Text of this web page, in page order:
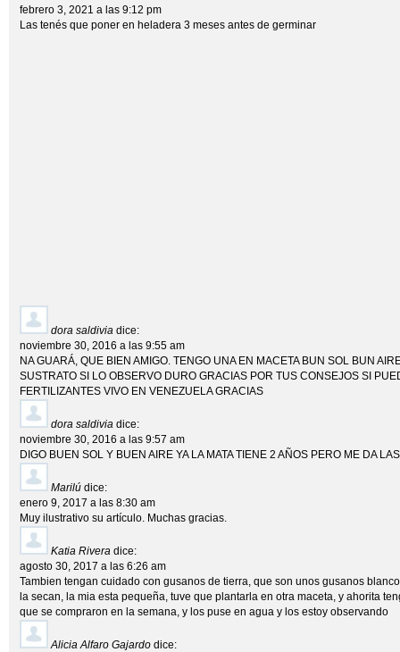
febrero 3, 2021 a las 9:12 pm
Las tenés que poner en heladera 3 meses antes de germinar
dora saldivia dice:
noviembre 30, 2016 a las 9:55 am
NA GUARÁ, QUE BIEN AMIGO. TENGO UNA EN MACETA BUN SOL BUN
SUSTRATO SI LO OBSERVO DURO GRACIAS POR TUS CONSEJOS SI
FERTILIZANTES VIVO EN VENEZUELA GRACIAS
dora saldivia dice:
noviembre 30, 2016 a las 9:57 am
DIGO BUEN SOL Y BUEN AIRE YA LA MATA TIENE 2 AÑOS PERO ME DA
Marilú dice:
enero 9, 2017 a las 8:30 am
Muy ilustrativo su artículo. Muchas gracias.
Katia Rivera dice:
agosto 30, 2017 a las 6:26 am
Tambien tengan cuidado con gusanos de tierra, que son unos gusanos
la secan, la mia esta pequeña, tuve que plantarla en otra maceta, y ahorita
que se compraron en la semana, y los puse en agua y los estoy observando
Alicia Alfaro Gajardo dice: